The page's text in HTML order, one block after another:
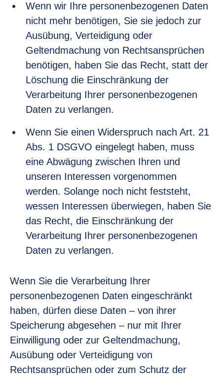
Wenn wir Ihre personenbezogenen Daten
nicht mehr benötigen, Sie sie jedoch zur
Ausübung, Verteidigung oder
Geltendmachung von Rechtsansprüchen
benötigen, haben Sie das Recht, statt der
Löschung die Einschränkung der
Verarbeitung Ihrer personenbezogenen
Daten zu verlangen.
Wenn Sie einen Widerspruch nach Art. 21
Abs. 1 DSGVO eingelegt haben, muss
eine Abwägung zwischen Ihren und
unseren Interessen vorgenommen
werden. Solange noch nicht feststeht,
wessen Interessen überwiegen, haben Sie
das Recht, die Einschränkung der
Verarbeitung Ihrer personenbezogenen
Daten zu verlangen.
Wenn Sie die Verarbeitung Ihrer
personenbezogenen Daten eingeschränkt
haben, dürfen diese Daten – von ihrer
Speicherung abgesehen – nur mit Ihrer
Einwilligung oder zur Geltendmachung,
Ausübung oder Verteidigung von
Rechtsansprüchen oder zum Schutz der